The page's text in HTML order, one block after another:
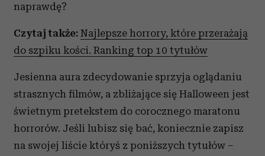
naprawdę?
Czytaj także: Najlepsze horrory, które przerażają
do szpiku kości. Ranking top 10 tytułów
Jesienna aura zdecydowanie sprzyja oglądaniu
strasznych filmów, a zbliżające się Halloween jest
świetnym pretekstem do corocznego maratonu
horrorów. Jeśli lubisz się bać, koniecznie zapisz
na swojej liście któryś z poniższych tytułów –